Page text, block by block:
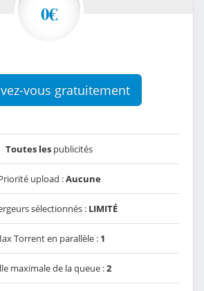
0€
vous gratuitement
Toutes les publicités
upload :Aucune
sélectionnés : LIMITÉ
Torrent en parallèle : 1
maximale de la queue :2